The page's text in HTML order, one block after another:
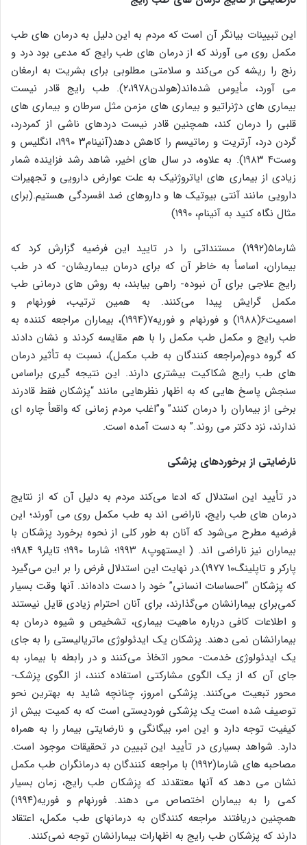
این تبیینات بیانگر آن است که مردم به این دلیل به درمان های طب
مکمل روی می آورند که از درمان های طب رایج که مدعی بود درد و
رنج را ریشه کن می‌کند و سلامتی مطلوبی برای بشریت به ارمغان
می آورد، مأیوس شده‌اند(هولدن۲،۱۹۷۸). طب رایج قادر نیست
بیماری های دژنراتیو و بیماری های مزمن مثل سرطان و بیماری های
قلبی را درمان کند، همچنین قادر نیست دردهای ناشی از کمردرد،
گردن درد، آرتریت و رماتیسم را کاهش دهد(آنینام۳ ۱۹۹۰، انگلیس و
وست۴ ۱۹۸۳). به علاوه، در سال های اخیر، شاهد رشد فزاینده شمار
زیادی از بیماری های ایاتروژنیک به علت عوارض دارویی و تجهیرات
دارویی مانند آنتی بیوتیک ها و داروهای ضد افسردگی هستیم.(برای
مثال نگاه کنید به آنینام، ۱۹۹۰)
شارما۵(۱۹۹۲) مستنداتی را در تایید این فرضیه گزارش کرد که
بیماران، اساسأ به خاطر آن که برای درمان بیماریشان- که در طب
رایج علاجی برای آن نبوده- راهی بیابند، به روش های درمانی طب
مکمل گرایش پیدا می‌کنند. به همین ترتیب، فورنهام و
اسمیت۶(۱۹۸۸) و فورنهام و فوریه۷(۱۹۹۴)، بیماران مراجعه کننده به
طب رایج و مکمل طب مکمل را با هم مقایسه کردند و نشان دادند
که گروه دوم(مراجعه کنندگان به طب مکمل)، نسبت به تأثیر درمان
های طب رایج شکاکیت بیشتری دارند. این نتیجه گیری براساس
سنجش پاسخ هایی که به اظهار نظرهایی مانند “پزشکان فقط قادرند
برخی از بیماران را درمان کنند” و”اغلب مردم زمانی که واقعأ چاره ای
ندارند، نزد دکتر می روند.” به دست آمده است.
نارضایتی از برخوردهای پزشکی
در تأیید این استدلال که ادعا می‌کند مردم به دلیل آن که از نتایج
درمان های طب رایج، ناراضی اند به طب مکمل روی می آورند؛ این
فرضیه مطرح می‌شود که آنان به طور کلی از نحوه برخورد پزشکان با
بیماران نیز ناراضی اند. ( ایستهوپ۸ ۱۹۹۳؛ شارما ۱۹۹۰؛ تایلر۹ ۱۹۸۴؛
پارکر و تاپلینگ۱۰ ۱۹۷۷).در نهایت این استدلال فرض را بر این می‌گیرد
که پزشکان “احساسات انسانی” خود را دست داده‌اند. آنها وقت بسیار
کمی‌برای بیمارانشان می‌گذارند، برای آنان احترام زیادی قایل نیستند
و اطلاعات کافی درباره ماهیت بیماری، تشخیص و شیوه درمان به
بیمارانشان نمی دهند. پزشکان یک ایدئولوژی ماتریالیستی را به جای
یک ایدئولوژی خدمت- محور اتخاذ می‌کنند و در رابطه با بیمار، به
جای آن که از یک الگوی مشارکتی استفاده کنند، از الگوی پزشک-
محور تبعیت می‌کنند. پزشکی امروز، چنانچه شاید به بهترین نحو
توصیف شده است یک پزشکی فوردیستی است که به کمیت بیش از
کیفیت توجه دارد و این امر، بیگانگی و نارضایتی بیمار را به همراه
دارد. شواهد بسیاری در تأیید این تبیین در تحقیقات موجود است.
مصاحبه های شارما(۱۹۹۲) با مراجعه کنندگان به درمانگران طب مکمل
نشان می دهد که آنها معتقدند که پزشکان طب رایج، زمان بسیار
کمی را به بیماران اختصاص می دهند. فورنهام و فوریه(۱۹۹۴)
همچنین دریافتند مراجعه کنندگان به درمانهای طب مکمل، اعتقاد
دارند که پزشکان طب رایج به اظهارات بیمارانشان توجه نمی‌کنند.